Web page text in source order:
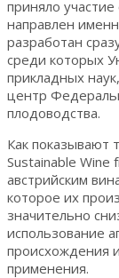
приняло
направлен
разработан
среди которых
прикладных
центр
плодоводства.
Как показывают
Sustainable
австрийским
которое их
значительно
использование
происхождения
применения.